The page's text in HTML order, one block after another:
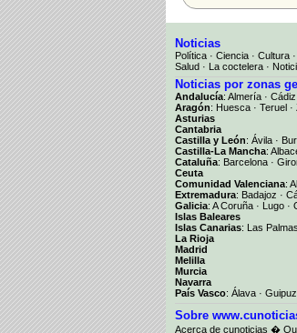
Noticias
Política · Ciencia · Cultura ·
Salud · La coctelera ·
Noticias por zonas
Andalucía: Almería · Cádiz
Aragón: Huesca · Teruel ·
Asturias
Cantabria
Castilla y León: Ávila ·
Castilla-La Mancha:
Cataluña: Barcelona ·
Ceuta
Comunidad Valenciana:
Extremadura: Badajoz ·
Galicia: A Coruña · Lugo ·
Islas Baleares
Islas Canarias: Las Palmas
La Rioja
Madrid
Melilla
Murcia
Navarra
País Vasco: Álava ·
Sobre
Acerca de cunoticias �